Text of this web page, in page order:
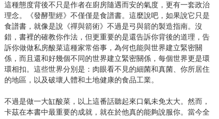
這種態度背後不只是作者在廚房隨遇而安的氣度，更有一套政治
理念。《發酵聖經》不僅僅是食譜書。這麼說吧，如果說它只是
食譜書，就像是說《禪與箭術》不過是弓與箭的製造指南。沒
錯，書裡的確教你作法，但更重要的是還告訴你背後的道理，告
訴你做做私房酸菜這種家常俗事，為何也能與世界建立緊密關
係，而且還和好幾個不同的世界建立緊密關係，每個世界更是環
環相扣。這些世界分別是：肉眼看不見的細菌和真菌、你所居住
的地區，以及破壞人體和土地健康的食品工業。
不過是做一大缸酸菜，以上這番話聽起來口氣未免太大。然而，
卡茲在本書中最重要的成就，就在於他真的能夠說服你。當今全